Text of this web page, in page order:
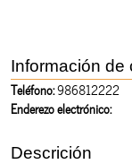
Información de
Teléfono:986812222
Enderezo electrónico:
Descrición